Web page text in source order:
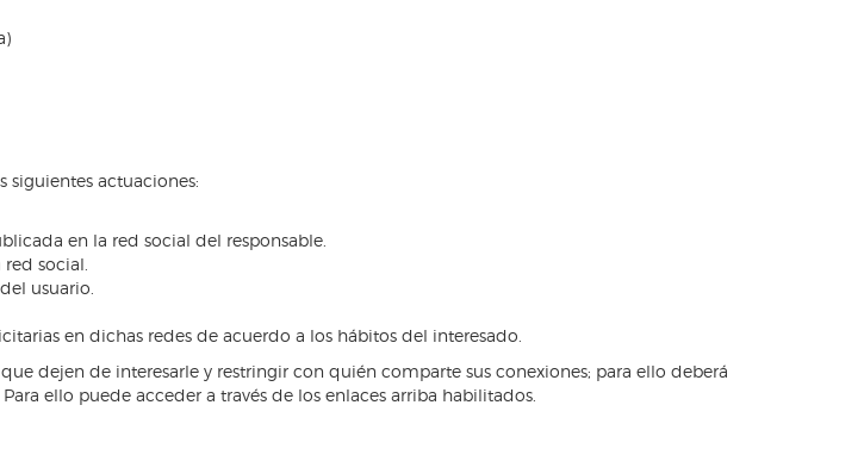
siguientes actuaciones:
en la red social del responsable.
social.
usuario.
en dichas redes de acuerdo a los hábitos del interesado.
dejen de interesarle y restringir con quién comparte sus conexiones; para ello deberá
ello puede acceder a través de los enlaces arriba habilitados.